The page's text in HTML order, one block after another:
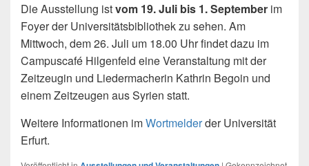
Die Ausstellung istvom 19. Juli bis 1. September im
Foyer der Universitätsbibliothek zu sehen. Am
Mittwoch, dem 26. Juli um 18.00 Uhr findet dazu im
Campuscafé Hilgenfeld eine Veranstaltung mit der
Zeitzeugin und Liedermacherin Kathrin Begoin und
einem Zeitzeugen aus Syrien statt.
Weitere Informationen imWortmelderder Universität
Erfurt.